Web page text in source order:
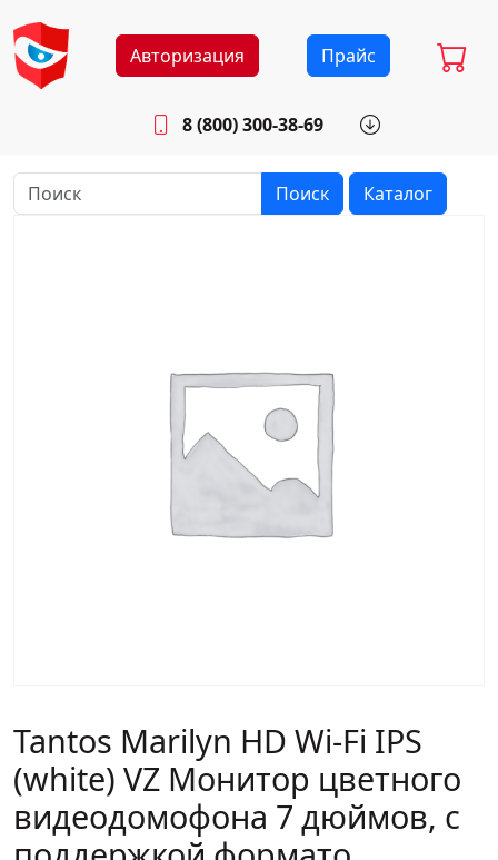
Авторизация Прайс
8 (800) 300-38-69
Будни: 8.30 - 17.00
Поиск Каталог
Tantos Marilyn HD Wi-Fi IPS
(white) VZ Монитор цветного
видеодомофона 7 дюймов, с